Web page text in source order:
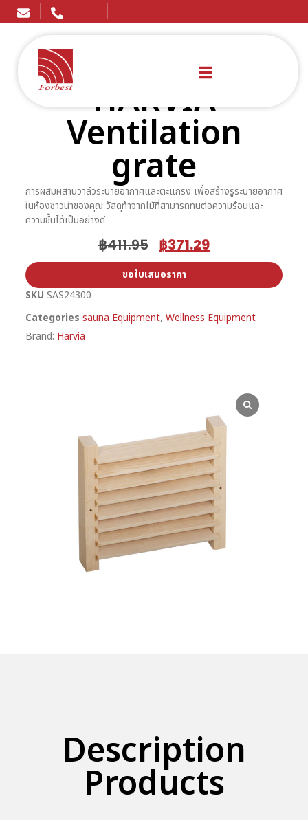
HARVIA
Ventilation
grate
การผสมผสานวาล์วระบายอากาศและตะแกรง เพื่อสร้างรูระบายอากาศ
ในห้องซาวน่าของคุณ วัสดุทำจากไม้ที่สามารถทนต่อความร้อนและ
ความชื้นได้เป็นอย่างดี
฿411.95 ฿371.29
ขอใบเสนอราคา
SKU SAS24300
Categories sauna Equipment, Wellness Equipment
Brand: Harvia
Description
Products